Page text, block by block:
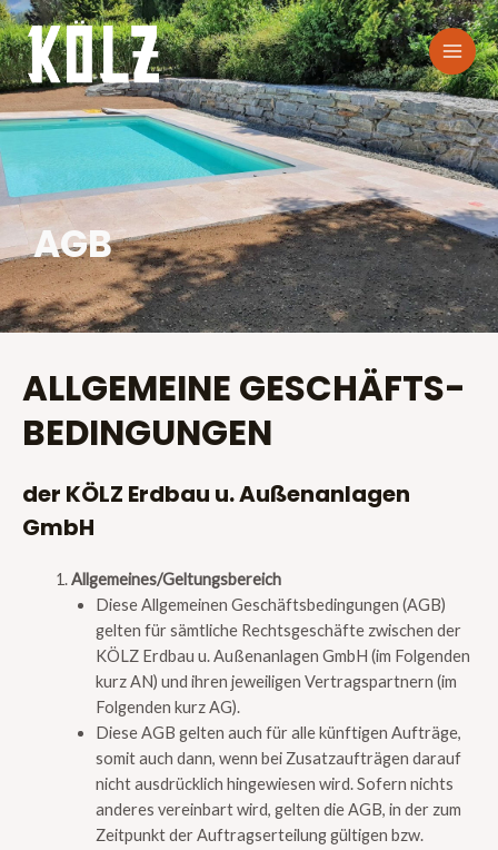
AGB
ALLGEMEINE GESCHÄFTS­
BEDINGUNGEN
der KÖLZ Erdbau u. Außenanlagen
GmbH
Allgemeines/Geltungsbereich
Diese Allgemeinen Geschäftsbedingungen (AGB)
gelten für sämtliche Rechtsgeschäfte zwischen der
KÖLZ Erdbau u. Außenanlagen GmbH (im Folgenden
kurz AN) und ihren jeweiligen Vertragspartnern (im
Folgenden kurz AG).
Diese AGB gelten auch für alle künftigen Aufträge,
somit auch dann, wenn bei Zusatzaufträgen darauf
nicht ausdrücklich hingewiesen wird. Sofern nichts
anderes vereinbart wird, gelten die AGB, in der zum
Zeitpunkt der Auftragserteilung gültigen bzw.